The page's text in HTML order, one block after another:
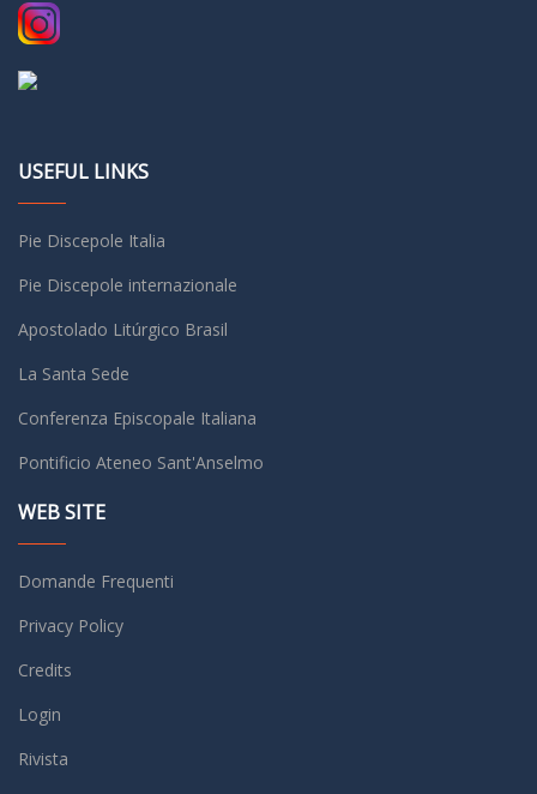
USEFUL LINKS
Pie Discepole Italia
Pie Discepole internazionale
Apostolado Litúrgico Brasil
La Santa Sede
Conferenza Episcopale Italiana
Pontificio Ateneo Sant'Anselmo
WEB SITE
Domande Frequenti
Privacy Policy
Credits
Login
Rivista